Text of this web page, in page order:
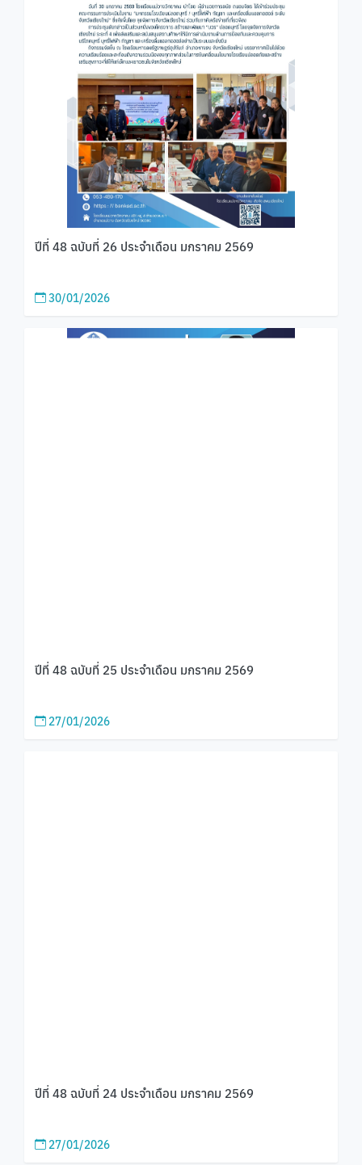
ปีที่ 48 ฉบับที่ 26 ประจำเดือน มกราคม 2569
30/01/2026
ปีที่ 48 ฉบับที่ 25 ประจำเดือน มกราคม 2569
27/01/2026
ปีที่ 48 ฉบับที่ 24 ประจำเดือน มกราคม 2569
27/01/2026